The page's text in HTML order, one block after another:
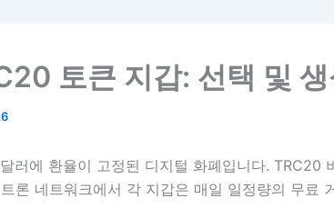
토큰 지갑: 선택 및
러에 환율이 고정된 디지털 화폐입니다. TRC20
론 네트워크에서 각 지갑은 매일 일정량의 무료